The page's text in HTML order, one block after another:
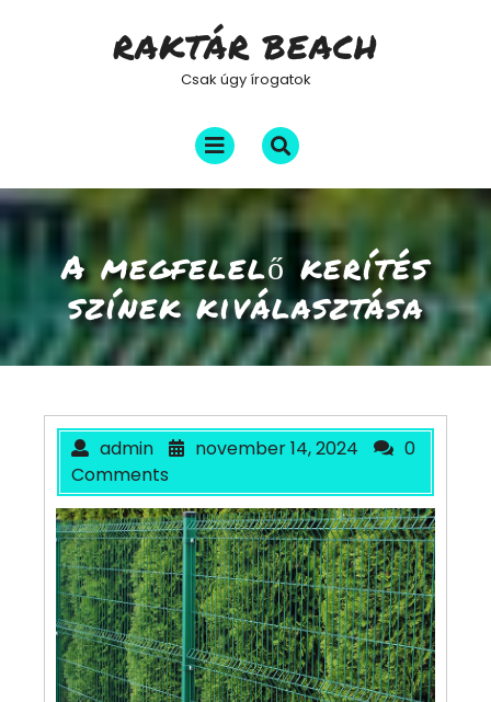
RAKTÁR BEACH
Csak úgy írogatok
Open
Menu
A megfelelő kerítés
színek kiválasztása
admin november 14, 2024
0
Comments